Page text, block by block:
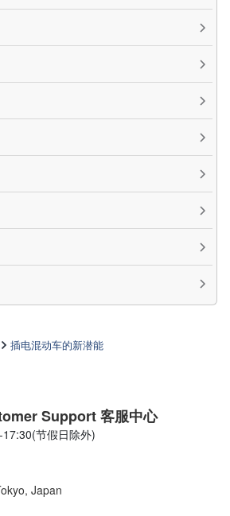
插电混动车的新潜能
Support 客服中心
节假日除外)
Japan